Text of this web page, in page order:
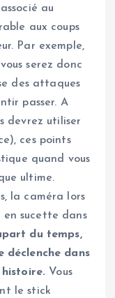
au
aux coups
Par exemple,
serez donc
des attaques
passer. A
devrez utiliser
ces points
quand vous
ultime.
la caméra lors
sucette dans
du temps,
déclenche dans
Vous
le stick